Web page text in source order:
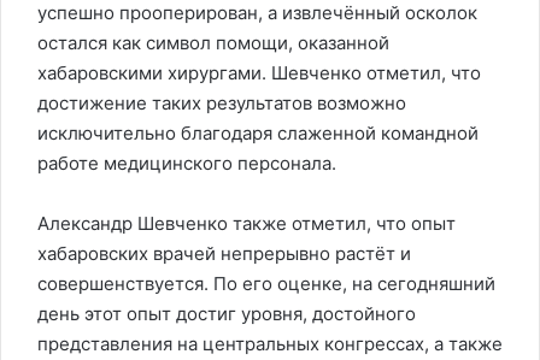
успешно прооперирован, а извлечённый осколок
остался как символ помощи, оказанной
хабаровскими хирургами. Шевченко отметил, что
достижение таких результатов возможно
исключительно благодаря слаженной командной
работе медицинского персонала.
Александр Шевченко также отметил, что опыт
хабаровских врачей непрерывно растёт и
совершенствуется. По его оценке, на сегодняшний
день этот опыт достиг уровня, достойного
представления на центральных конгрессах, а также